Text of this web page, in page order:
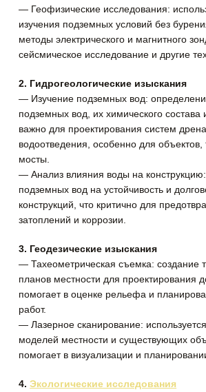
— Геофизические исследования:
изучения подземных условий без
методы электрического и магнитного
сейсмическое исследование и другие
2. Гидрогеологические изыскания
— Изучение подземных вод:
подземных вод, их химического
важно для проектирования систем
водоотведения, особенно для объектов,
мосты.
— Анализ влияния воды на
подземных вод на устойчивость и
конструкций, что критично для
затоплений и коррозии.
3. Геодезические изыскания
— Тахеометрическая съемка: создание
планов местности для проектирования
помогает в оценке рельефа и
работ.
— Лазерное сканирование:
моделей местности и существующих
помогает в визуализации и
4.Экологические исследования